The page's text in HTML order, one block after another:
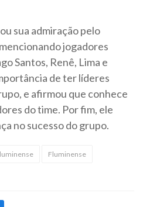
sua admiração pelo
jogadores
Santos, Renê, Lima e
de ter líderes
e afirmou que conhece
do time. Por fim, ele
no sucesso do grupo.
Fluminense